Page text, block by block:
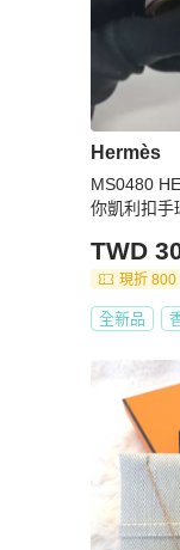
Hermès
MS0480
你凱利扣手
TWD
現折 800
全新品